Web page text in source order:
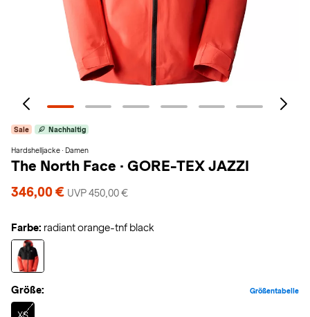
Sale Nachhaltig
Hardshelljacke · Damen
The North Face · GORE-TEX JAZZI
346,00 € UVP 450,00 €
Farbe: radiant orange-tnf black
Größe: Größentabelle
Selected